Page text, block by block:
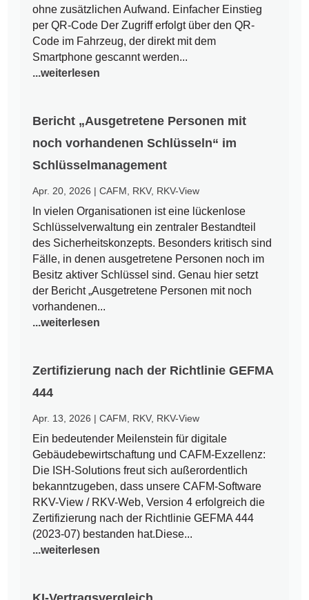
ohne zusätzlichen Aufwand. Einfacher Einstieg
per QR-Code Der Zugriff erfolgt über den QR-
Code im Fahrzeug, der direkt mit dem
Smartphone gescannt werden...
...weiterlesen
Bericht „Ausgetretene Personen mit
noch vorhandenen Schlüsseln“ im
Schlüsselmanagement
Apr. 20, 2026 |CAFM RKV, RKV-View
In vielen Organisationen ist eine lückenlose
Schlüsselverwaltung ein zentraler Bestandteil
des Sicherheitskonzepts. Besonders kritisch sind
Fälle, in denen ausgetretene Personen noch im
Besitz aktiver Schlüssel sind. Genau hier setzt
der Bericht „Ausgetretene Personen mit noch
vorhandenen...
...weiterlesen
Zertifizierung nach der Richtlinie GEFMA
444
Apr. 13, 2026 |CAFM RKV, RKV-View
Ein bedeutender Meilenstein für digitale
Gebäudebewirtschaftung und CAFM-Exzellenz:
Die ISH-Solutions freut sich außerordentlich
bekanntzugeben, dass unsere CAFM-Software
RKV-View / RKV-Web, Version 4 erfolgreich die
Zertifizierung nach der Richtlinie GEFMA 444
(2023-07) bestanden hat.Diese...
...weiterlesen